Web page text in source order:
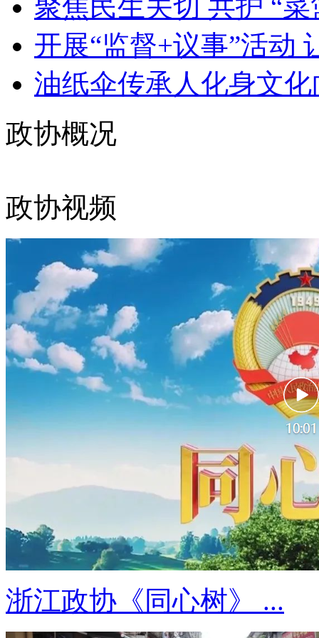
聚焦民生关切 共护 “菜
开展“监督+议事”活动
油纸伞传承人化身文
政协概况
政协视频
浙江政协《同心树》 ...